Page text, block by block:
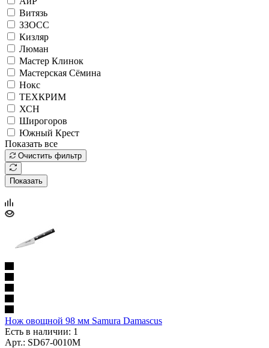
Витязь
ЗЗОСС
Кизляр
Люман
Мастер Клинок
Мастерская Сёмина
Нокс
ТЕХКРИМ
ХСН
Широгоров
Южный Крест
Показать все
Очистить фильтр
Показать
Нож овощной 98 мм Samura Damascus
Есть в наличии: 1
Арт.: SD67-0010M